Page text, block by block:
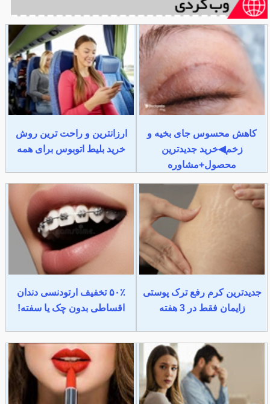
کاهش محسوس جای بخیه و
زخم◀خرید جدیدترین
محصول+مشاوره
ارزانترین و راحت ترین روش
خرید بلیط اتوبوس برای همه
جدیدترین کرم رفع ترک پوستی
زایمان فقط در 3 هفته
۵۰٪ تخفیف ارتودنسی دندان
اقساطی بدون چک یا سفته!